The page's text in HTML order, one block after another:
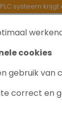
cookies
gebruik van
correct en
systeem
Quaternary